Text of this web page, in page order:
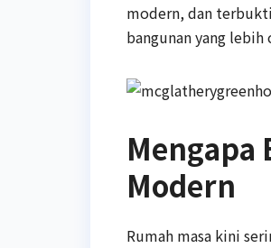
modern, dan
bangunan yang lebih
Mengapa
Modern
Rumah masa kini